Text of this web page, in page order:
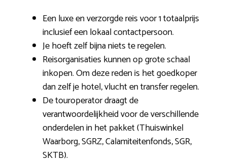
Een luxe en verzorgde reis voor 1 totaalprijs
inclusief een lokaal contactpersoon.
Je hoeft zelf bijna niets te regelen.
Reisorganisaties kunnen op grote schaal
inkopen. Om deze reden is het goedkoper
dan zelf je hotel, vlucht en transfer regelen.
De touroperator draagt de
verantwoordelijkheid voor de verschillende
onderdelen in het pakket (Thuiswinkel
Waarborg, SGRZ, Calamiteitenfonds, SGR,
SKTB).